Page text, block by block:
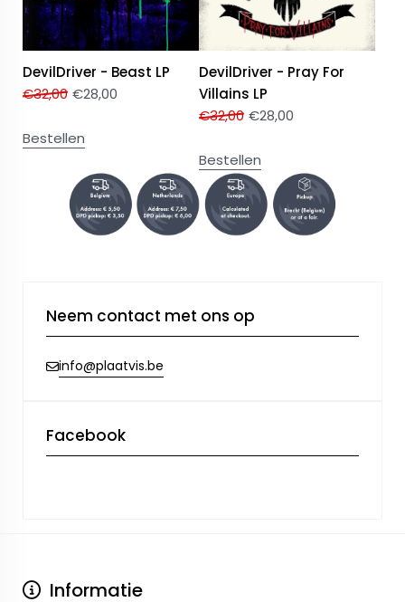
DevilDriver - Beast LP
€32,00 €28,00
Bestellen
DevilDriver - Pray For
Villains LP
€32,00 €28,00
Bestellen
Neem contact met ons op
info@plaatvis.be
Facebook
Informatie